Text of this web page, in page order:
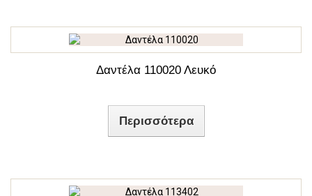
Δαντέλα 110020 Λευκό
Περισσότερα